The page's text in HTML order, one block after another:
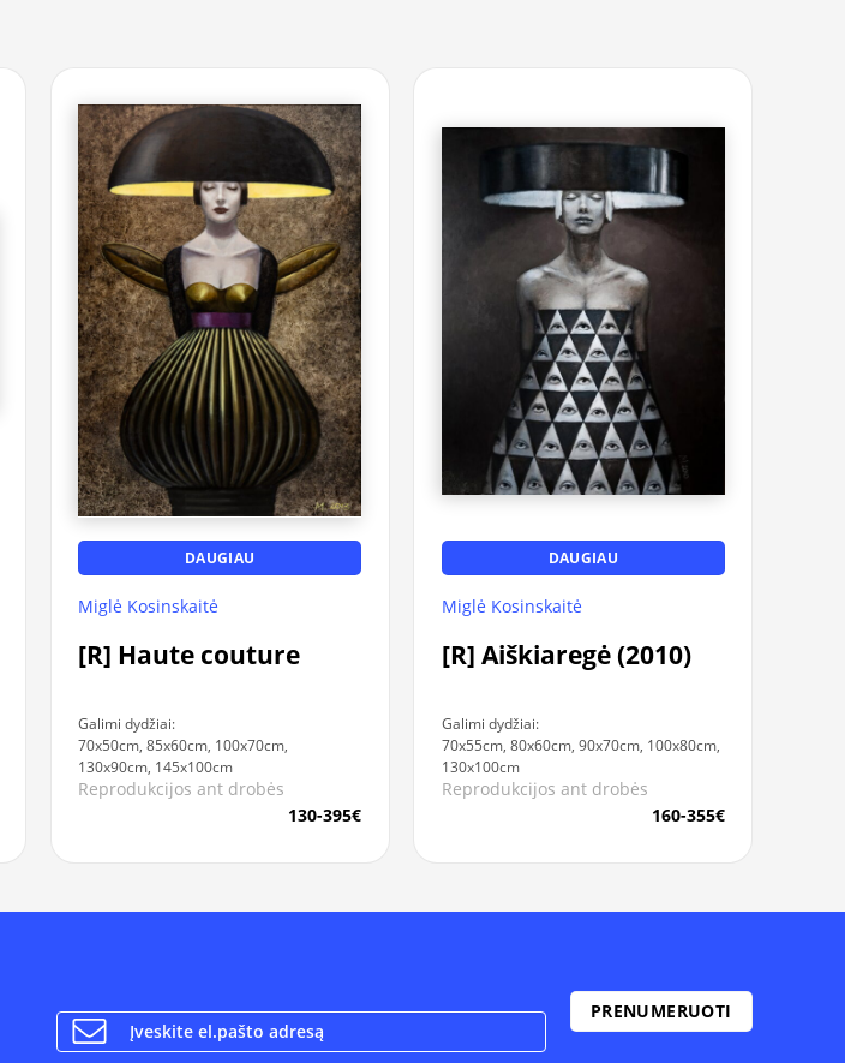
DAUGIAU
Miglė Kosinskaitė
[R] Haute couture
Galimi dydžiai:
70x50cm, 85x60cm, 100x70cm,
130x90cm, 145x100cm
Reprodukcijos ant drobės
130-395€
DAUGIAU
Miglė Kosinskaitė
[R] Aiškiaregė (2010)
Galimi dydžiai:
70x55cm, 80x60cm, 90x70cm, 100x80cm,
130x100cm
Reprodukcijos ant drobės
160-355€